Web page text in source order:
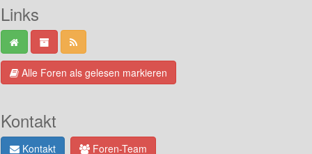
Links
Alle Foren als gelesen markieren
Kontakt
Kontakt Foren-Team